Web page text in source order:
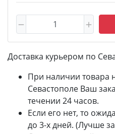
Доставка курьером по
При наличии товара
Севастополе Ваш
течении 24 часов.
Если его нет, то
до 3-х дней. (Лучше